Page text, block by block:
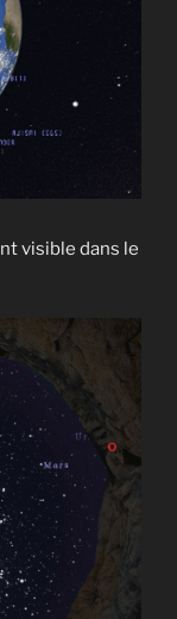
visible dans le